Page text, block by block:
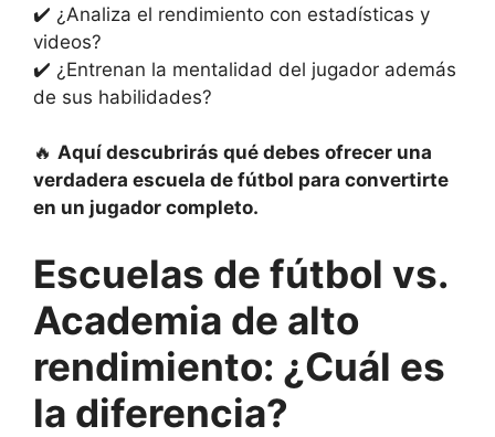
✔️ ¿Analiza el rendimiento con estadísticas y
videos?
✔️ ¿Entrenan la mentalidad del jugador además
de sus habilidades?
🔥 Aquí descubrirás qué debes ofrecer una
verdadera escuela de fútbol para convertirte
en un jugador completo.
Escuelas de fútbol vs.
Academia de alto
rendimiento: ¿Cuál es
la diferencia?